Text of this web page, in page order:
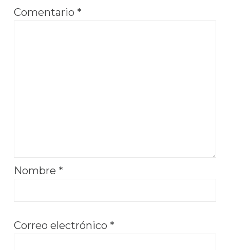
Comentario *
Nombre *
Correo electrónico *